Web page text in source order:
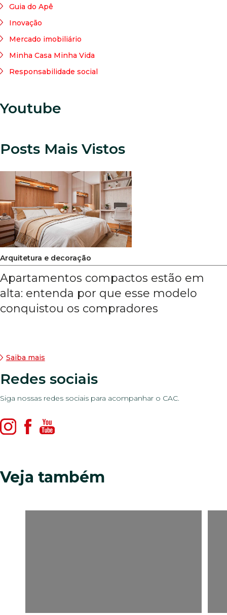
Guia do Apê
Inovação
Mercado imobiliário
Minha Casa Minha Vida
Responsabilidade social
Youtube
Posts Mais Vistos
Arquitetura e decoração
Apartamentos compactos estão em
alta: entenda por que esse modelo
conquistou os compradores
Saiba mais
Redes sociais
Siga nossas redes sociais para acompanhar o CAC.
Veja também